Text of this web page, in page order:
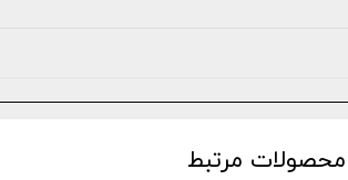
محصولات مرتبط